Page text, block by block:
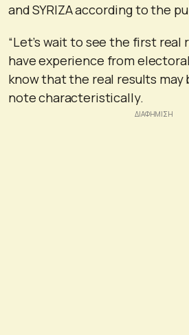
and SYRIZA according to the
“Let’s wait to see the first real
have experience from
know that the real results may
note characteristically.